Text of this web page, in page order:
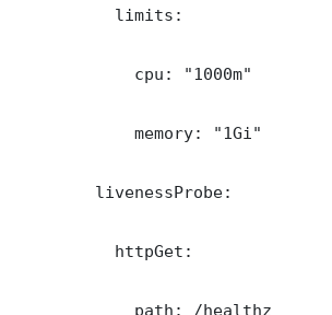
          limits:
            cpu: "1000m"
            memory: "1Gi"
        livenessProbe:
          httpGet:
            path: /healthz